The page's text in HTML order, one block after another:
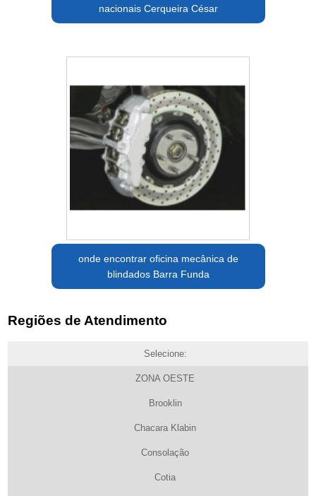
nacionais Cerqueira César
onde encontrar oficina mecânica de
blindados Barra Funda
Regiões de Atendimento
Selecione:
ZONA OESTE
Brooklin
Chacara Klabin
Consolação
Cotia